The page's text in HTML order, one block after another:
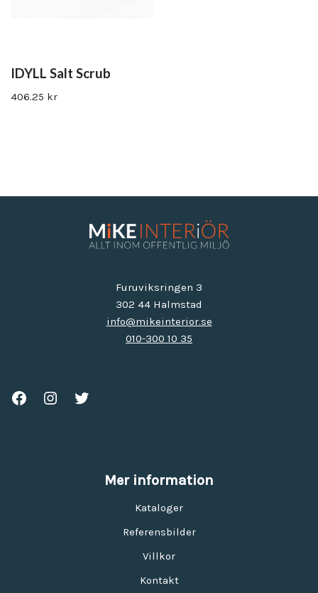
IDYLL Salt Scrub
406.25 kr
Furuviksringen 3
302 44 Halmstad
info@mikeinterior.se
010-300 10 35
Mer information
Kataloger
Referensbilder
Villkor
Kontakt